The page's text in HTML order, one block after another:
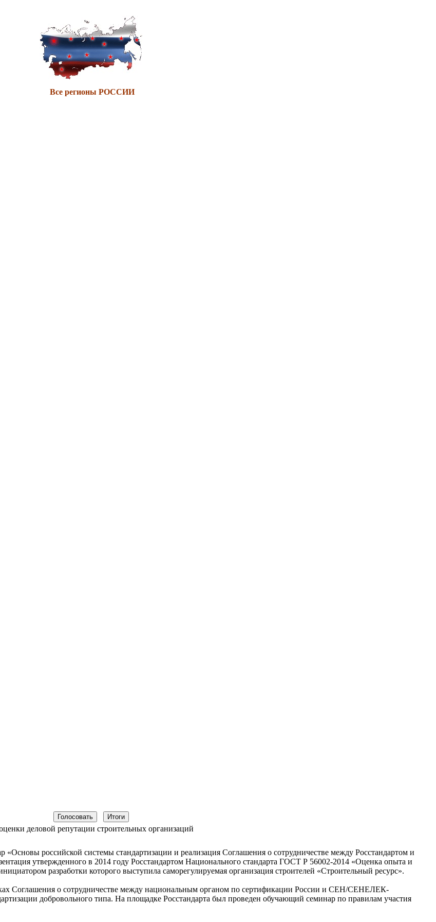
Все регионы РОССИИ
деловой репутации строительных организаций
«Основы российской системы стандартизации и реализация Соглашения о сотрудничестве между Росстандартом и
утвержденного в 2014 году Росстандартом Национального стандарта ГОСТ Р 56002-2014 «Оценка опыта и
разработки которого выступила саморегулируемая организация строителей «Строительный ресурс».
Соглашения о сотрудничестве между национальным органом по сертификации России и СЕН/СЕНЕЛЕК-
добровольного типа. На площадке Росстандарта был проведен обучающий семинар по правилам участия